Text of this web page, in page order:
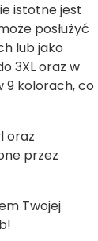
istotne jest
posłużyć
lub jako
3XL oraz w
9 kolorach, co
oraz
przez
Twojej